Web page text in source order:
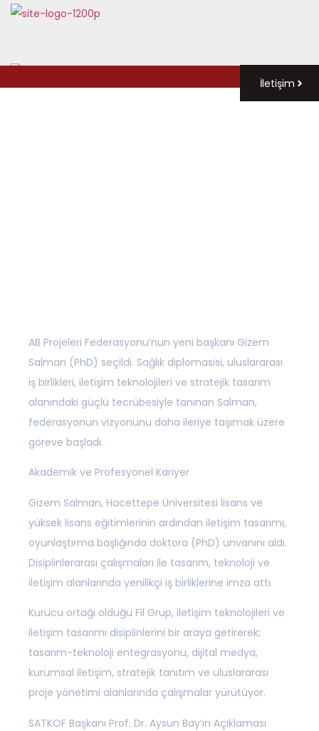
İletişim
AB Projeleri Federasyonu’nun yeni başkanı Gizem
Salman (PhD) seçildi. Sağlık diplomasisi, uluslararası
iş birlikleri, iletişim teknolojileri ve stratejik tasarım
alanındaki güçlü tecrübesiyle tanınan Salman,
federasyonun vizyonunu daha ileriye taşımak üzere
göreve başladı.
Akademik ve Profesyonel Kariyer
Gizem Salman, Hacettepe Üniversitesi lisans ve
yüksek lisans eğitimlerinin ardından iletişim tasarımı,
oyunlaştırma başlığında doktora (PhD) unvanını aldı.
Disiplinlerarası çalışmaları ile tasarım, teknoloji ve
iletişim alanlarında yenilikçi iş birliklerine imza attı.
Kurucu ortağı olduğu Fil Grup, iletişim teknolojileri ve
iletişim tasarımı disiplinlerini bir araya getirerek;
tasarım-teknoloji entegrasyonu, dijital medya,
kurumsal iletişim, stratejik tanıtım ve uluslararası
proje yönetimi alanlarında çalışmalar yürütüyor.
SATKOF Başkanı Prof. Dr. Aysun Bay’ın Açıklaması